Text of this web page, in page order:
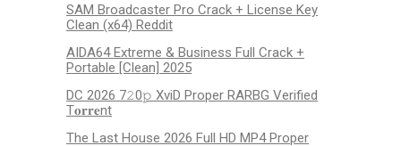
SAM Broadcaster Pro Crack + License Key
Clean (x64) Reddit
AIDA64 Extreme & Business Full Crack +
Portable [Clean] 2025
DC 2026 7𝟸0𝚙 XviD Proper RARBG Verified
T𝐨𝐫𝐫𝐞nt
The Last House 2026 Full HD MP4 Proper